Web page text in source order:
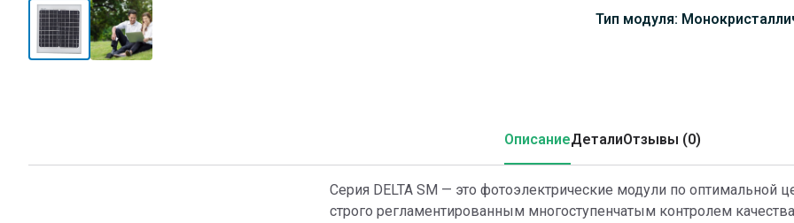
Тип модуля:
ОписаниеДеталиОтзывы (0)
Серия DELTA SM — это фотоэлектрические модули по оптимальной
строго регламентированным многоступенчатым контролем